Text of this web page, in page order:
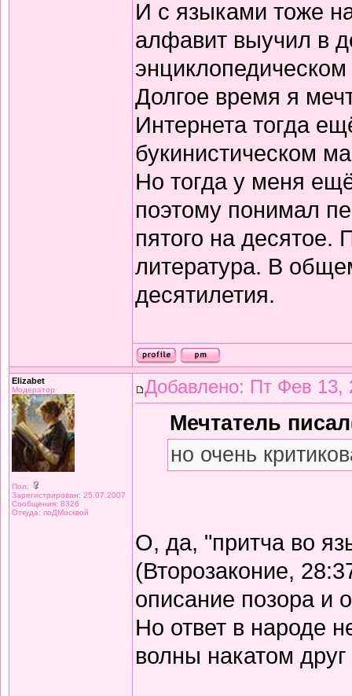
И с языками тоже
алфавит выучил в
Долгое время я
Интернета тогда
букинистическом
Но тогда у меня
поэтому понимал
пятого на десятое.
литература. В
десятилетия.
Elizabet
Модератор
Пол:
Зарегистрирован: 25.07.2007
Сообщения: 8326
Откуда: поДМосквой
Добавлено: Пт Фев 13,
Мечтатель
но очень
О, да, "притча во
(Второзаконие,
описание позора и
Но ответ в народе
волны накатом